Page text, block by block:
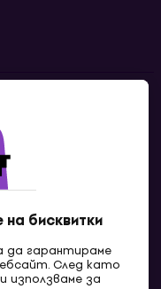
бисквитки
да гарантираме
След като
използваме за